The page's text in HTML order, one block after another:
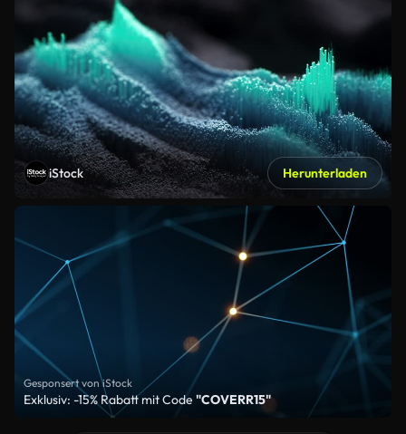
iStock Herunterladen
Gesponsert von iStock
Exklusiv: -15% Rabatt mit Code "COVERR15"